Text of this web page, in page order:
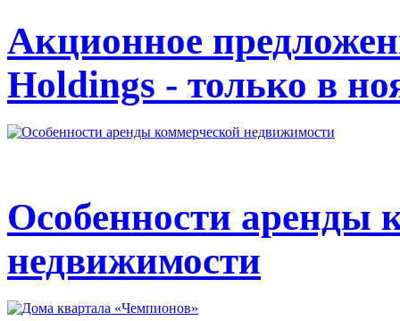
Акционное
Holdings - только в
Особенности аренды
недвижимости